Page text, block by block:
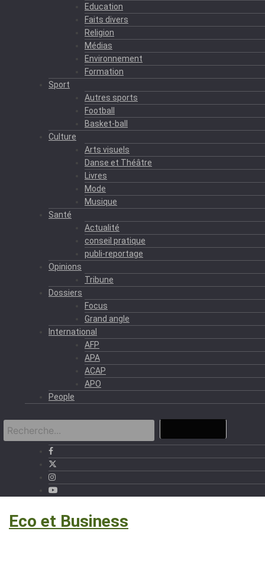
Education
Faits divers
Religion
Médias
Environnement
Formation
Sport
Autres sports
Football
Basket-ball
Culture
Arts visuels
Danse et Théâtre
Livres
Mode
Musique
Santé
Actualité
conseil pratique
publi-reportage
Opinions
Tribune
Dossiers
Focus
Grand angle
International
AFP
APA
ACAP
APO
People
Eco et Business